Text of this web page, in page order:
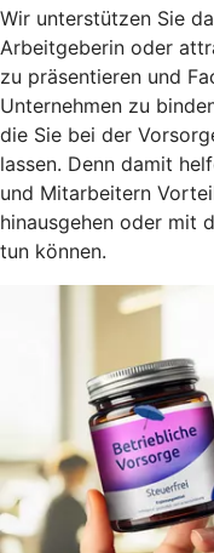
Wir unterstützen Sie
Arbeitgeberin oder
zu präsentieren und
Unternehmen zu
die Sie bei der
lassen. Denn damit
und Mitarbeitern
hinausgehen oder mit
tun können.